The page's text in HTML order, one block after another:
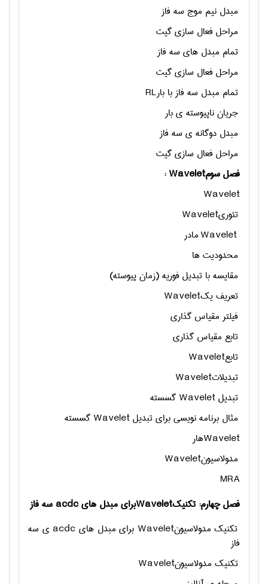
مبدل نیم موج سه فاز
مراحل فعال سازی گیت
تمام مبدل های سه فاز
مراحل فعال سازی گیت
تمام مبدل سه فاز با بارRL
جریان ناپیوسته ی بار
مبدل دوگانه ی سه فاز
مراحل فعال سازی گیت
فصل سوم: Wavelet
Wavelet
تئوریWavelet
Waveletمادر
محدودیت ها
مقایسه با تبدیل فوریه (زمان پیوسته)
تعریف یکWavelet
فیلتر مقیاس گذاری
تابع مقیاس گذاری
تابعWavelet
تبدیلاتWavelet
تبدیلWavelet گسسته
مثال برنامه نویسی برای تبدیلWavelet گسسته
Waveletهار
مدولاسیونWavelet
MRA
فصل چهارم: تکنیکWaveletبرای مبدل هایacdc سه فاز
تکنیک مدولاسیونWavelet برای مبدل های acdc ی سه
فاز
تکنیک مدولاسیونWavelet